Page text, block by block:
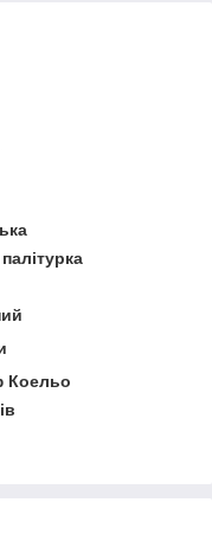
Коельо